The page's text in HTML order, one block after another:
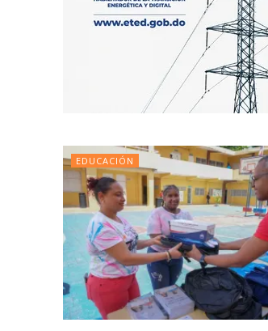
EDUCACIÓN